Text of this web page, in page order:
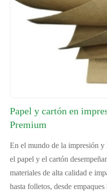
Papel y cartón en
Premium
En el mundo de la impresión
el papel y el cartón
materiales de alta calidad e
hasta folletos, desde empaques